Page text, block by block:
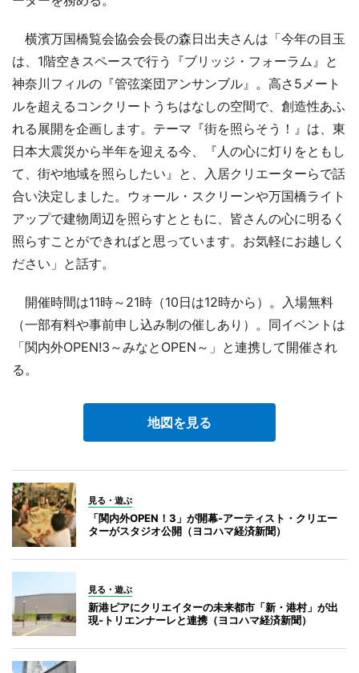
横濱万国橋覧会協会会長の森日出夫さんは「今年の目玉
は、1階空きスペースで行う『ブリッジ・フォーラム』と
神奈川フィルの『管弦楽団アンサンブル』。高さ5メート
ルを超えるコンクリートうちはなしの空間で、創造性あふ
れる展開を企画します。テーマ『街を照らそう！』は、東
日本大震災から半年を迎える今、『人の心に灯りをともし
て、街や地域を照らしたい』と、入居クリエーターらで話
合い決定しました。ウォール・スクリーンや万国橋ライト
アップで建物周辺を照らすとともに、皆さんの心に明るく
照らすことができればと思っています。お気軽にお越しく
ださい」と話す。
開催時間は11時～21時（10日は12時から）。入場無料
（一部有料や事前申し込み制の催しあり）。同イベントは
「関内外OPEN!3～みなとOPEN～」と連携して開催され
る。
地図を見る
見る・遊ぶ
「関内外OPEN！3」が開幕-アーティスト・クリエー
ターがスタジオ公開（ヨコハマ経済新聞）
見る・遊ぶ
新港ピアにクリエイターの未来都市「新・港村」が出
現-トリエンナーレと連携（ヨコハマ経済新聞）